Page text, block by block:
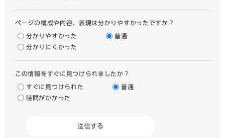
ページの構成や内容、表現は分かりやすかったですか？
分かりやすかった
普通
分かりにくかった
この情報をすぐに見つけられましたか？
すぐに見つけられた
普通
時間がかかった